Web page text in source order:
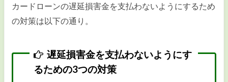
カードローンの遅延損害金を支払わないようにするため
の対策は以下の通り。
遅延損害金を支払わないようにす
るための3つの対策